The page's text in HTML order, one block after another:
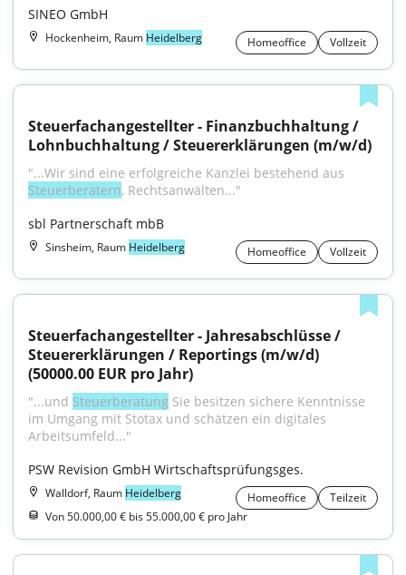
SINEO GmbH
Hockenheim, Raum Heidelberg Homeoffice Vollzeit
Steuerfachangestellter - Finanzbuchhaltung /
Lohnbuchhaltung / Steuererklärungen (m/w/d)
Steuerberatern, Rechtsanwälten..."
sbl Partnerschaft mbB
Sinsheim, Raum Heidelberg Homeoffice Vollzeit
Steuerfachangestellter - Jahresabschlüsse /
Steuererklärungen / Reportings (m/w/d)
(50000.00 EUR pro Jahr)
"...und Steuerberatung Sie besitzen sichere Kenntnisse
im Umgang mit Stotax und schätzen ein digitales
Arbeitsumfeld..."
PSW Revision GmbH Wirtschaftsprüfungsges.
Walldorf, Raum Heidelberg Homeoffice
Teilzeit
Von 50.000,00 € bis 55.000,00 € pro Jahr